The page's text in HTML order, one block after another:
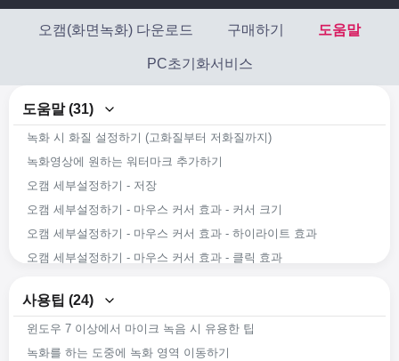
오캠(화면녹화) 다운로드 구매하기 도움말
PC초기화서비스
도움말 (31)
녹화 시 화질 설정하기 (고화질부터 저화질까지)
녹화영상에 원하는 워터마크 추가하기
오캠 세부설정하기 - 저장
오캠 세부설정하기 - 마우스 커서 효과 - 커서 크기
오캠 세부설정하기 - 마우스 커서 효과 - 하이라이트 효과
오캠 세부설정하기 - 마우스 커서 효과 - 클릭 효과
오캠 세부설정하기 - 움짤(GIF)
오캠 세부설정하기 - 캡처
오캠 세부설정하기 - 소리
사용팁 (24)
윈도우 7 이상에서 마이크 녹음 시 유용한 팁
녹화를 하는 도중에 녹화 영역 이동하기